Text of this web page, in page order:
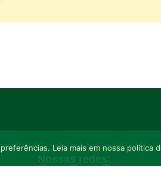
Leia mais em nossa política